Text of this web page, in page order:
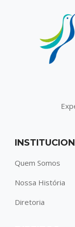
Quem Somos
Nossa História
Diretoria